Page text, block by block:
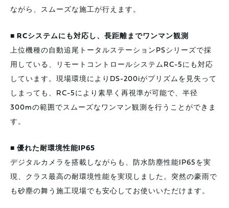
ながら、スムーズな施工が行えます。
■ RCシステムにも対応し、長距離までワンマン観測
上位機種の自動追尾トータルステーションPSシリーズで採
用している、リモートコントロールシステムRC-5にも対応
しています。現場環境によりDS-200iがプリズムを見失って
しまっても、RC-5により素早く再視準が可能で、半径
300mの範囲でスムーズなワンマン観測を行うことができま
す。
■ 優れた耐環境性能IP65
デジタルカメラを搭載しながらも、防水防塵性能IP65を実
現、クラス最高の耐環境性能を実現しました。突然の豪雨で
も砂塵の舞う施工現場でも安心してお使いいただけます。